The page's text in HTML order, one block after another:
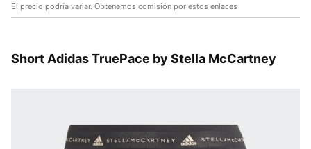
El precio podría variar. Obtenemos comisión por estos enlaces
Short Adidas TruePace by Stella McCartney